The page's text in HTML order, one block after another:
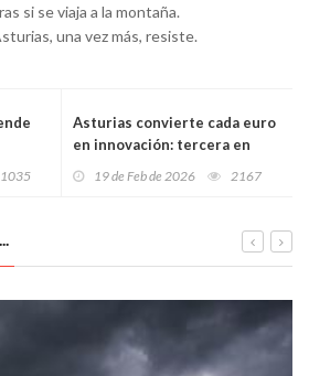
si se viaja a la montaña.
una vez más, resiste.
1035
Asturias convierte cada euro
en innovación: tercera en
19 de Feb de 2026 2167